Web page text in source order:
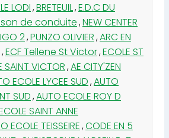
LODI,BRETEUIL,E.D.C DU
de conduite,NEW CENTER
2,PUNZO OLIVIER,ARC EN
,ECF Tellene St Victor,ECOLE ST
SAINT VICTOR,AE CITY'ZEN
ECOLE LYCEE SUD,AUTO
SUD,AUTO ECOLE ROY D
SAINT ANNE
ECOLE TEISSEIRE,CODE EN 5